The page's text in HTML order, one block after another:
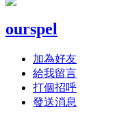
ourspel
加為好友
給我留言
打個招呼
發送消息